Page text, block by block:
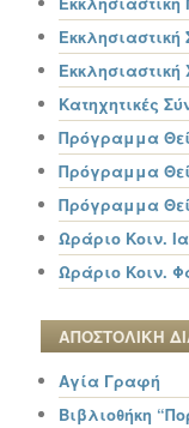
Κατηχητικές
Πρόγραμμα
Πρόγραμμα
Πρόγραμμα
Ωράριο Κοιν.
Ωράριο Κοιν.
ΑΠΟΣΤΟΛΙΚΗ
Αγία Γραφή
Βιβλιοθήκη